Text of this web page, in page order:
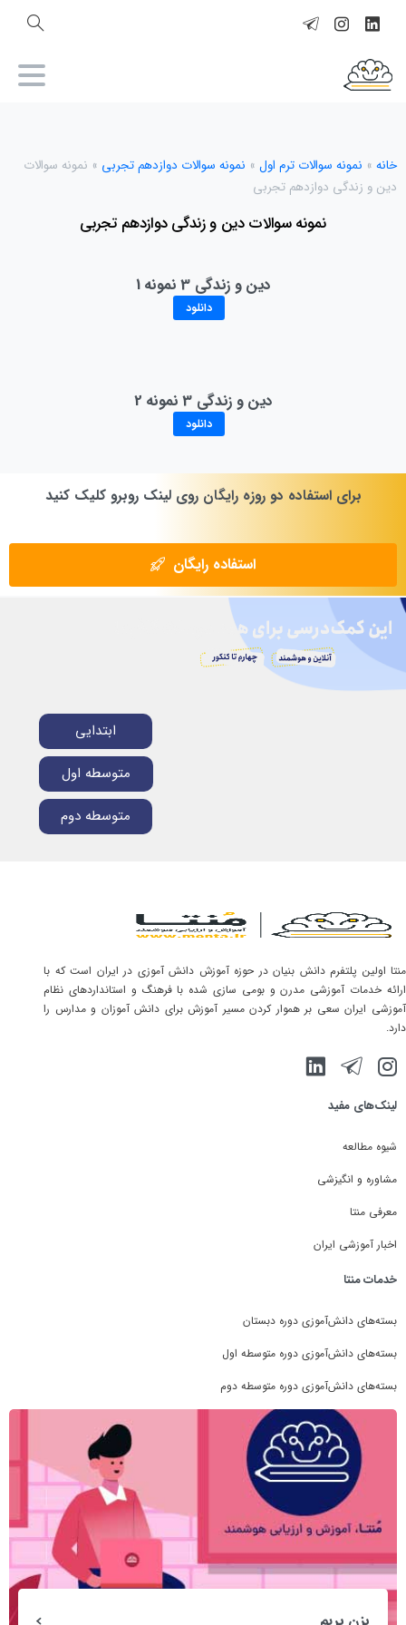
خانه » نمونه سوالات ترم اول » نمونه سوالات دوازدهم تجربی » نمونه سوالات
دین و زندگی دوازدهم تجربی
نمونه سوالات دین و زندگی دوازدهم تجربی
دین و زندگی 3 نمونه 1
دانلود
دین و زندگی 3 نمونه 2
دانلود
برای استفاده دو روزه رایگان روی لینک روبرو کلیک کنید
استفاده رایگان
ابتدایی
متوسطه اول
متوسطه دوم
منتا اولین پلتفرم دانش بنیان در حوزه آموزش دانش آموزی در ایران است که با
ارائه خدمات آموزشی مدرن و بومی سازی شده با فرهنگ و استانداردهای نظام
آموزشی ایران سعی بر هموار کردن مسیر آموزش برای دانش آموزان و مدارس را
دارد.
لینک‌های مفید
شیوه مطالعه
مشاوره و انگیزشی
معرفی منتا
اخبار آموزشی ایران
خدمات منتا
بسته‌های دانش‌آموزی دوره دبستان
بسته‌های دانش‌آموزی دوره متوسطه اول
بسته‌های دانش‌آموزی دوره متوسطه دوم